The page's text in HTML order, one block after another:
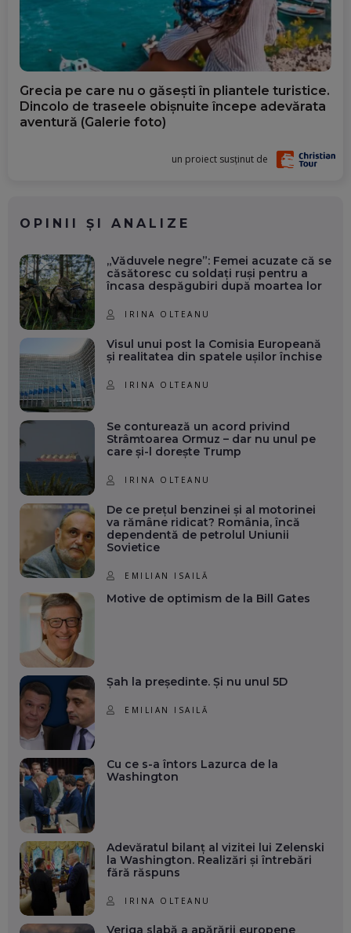
Grecia pe care nu o găsești în pliantele turistice.
Dincolo de traseele obișnuite începe adevărata
aventură (Galerie foto)
un proiect susținut de
OPINII ȘI ANALIZE
„Văduvele negre”: Femei acuzate că se
căsătoresc cu soldați ruși pentru a
încasa despăgubiri după moartea lor
IRINA OLTEANU
Visul unui post la Comisia Europeană
și realitatea din spatele ușilor închise
IRINA OLTEANU
Se conturează un acord privind
Strâmtoarea Ormuz – dar nu unul pe
care și-l dorește Trump
IRINA OLTEANU
De ce prețul benzinei și al motorinei
va rămâne ridicat? România, încă
dependentă de petrolul Uniunii
Sovietice
EMILIAN ISAILĂ
Motive de optimism de la Bill Gates
Șah la președinte. Și nu unul 5D
EMILIAN ISAILĂ
Cu ce s-a întors Lazurca de la
Washington
Adevăratul bilanț al vizitei lui Zelenski
la Washington. Realizări și întrebări
fără răspuns
IRINA OLTEANU